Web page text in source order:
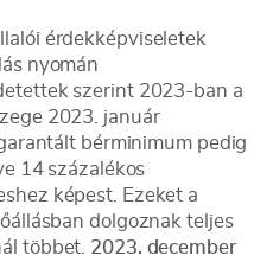
érdekképviseletek
nyomán
szerint 2023-ban a
2023. január
garantált bérminimum pedig
14 százalékos
képest. Ezeket a
dolgoznak teljes
többet. 2023. december